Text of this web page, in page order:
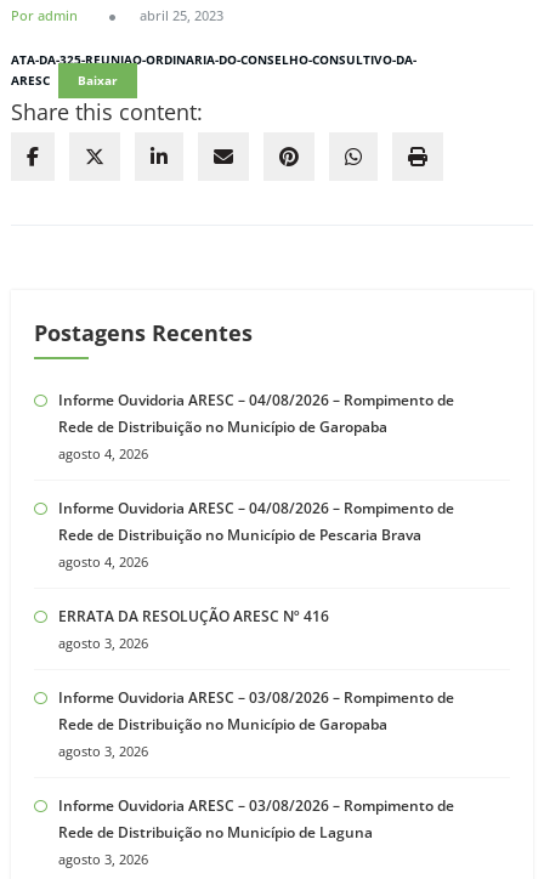
Por admin abril 25, 2023
ATA-DA-325-REUNIAO-ORDINARIA-DO-CONSELHO-CONSULTIVO-DA-
ARESC
Baixar
Share this content:
Postagens Recentes
Informe Ouvidoria ARESC – 04/08/2026 – Rompimento de
Rede de Distribuição no Município de Garopaba
agosto 4, 2026
Informe Ouvidoria ARESC – 04/08/2026 – Rompimento de
Rede de Distribuição no Município de Pescaria Brava
agosto 4, 2026
ERRATA DA RESOLUÇÃO ARESC Nº 416
agosto 3, 2026
Informe Ouvidoria ARESC – 03/08/2026 – Rompimento de
Rede de Distribuição no Município de Garopaba
agosto 3, 2026
Informe Ouvidoria ARESC – 03/08/2026 – Rompimento de
Rede de Distribuição no Município de Laguna
agosto 3, 2026